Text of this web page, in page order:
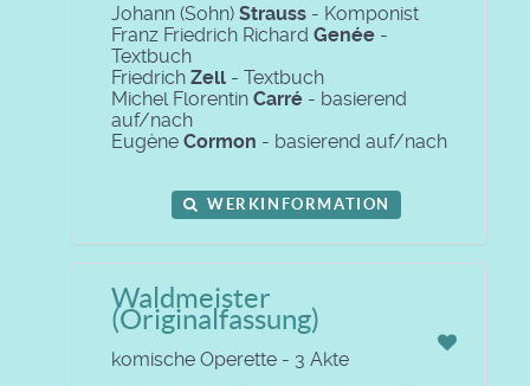
Johann (Sohn) Strauss - Komponist
Franz Friedrich Richard Genée -
Textbuch
Friedrich Zell - Textbuch
Michel Florentin Carré - basierend
auf/nach
Eugène Cormon - basierend auf/nach
WERKINFORMATION
Waldmeister
(Originalfassung)
komische Operette - 3 Akte